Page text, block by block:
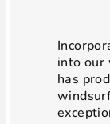
into our
has